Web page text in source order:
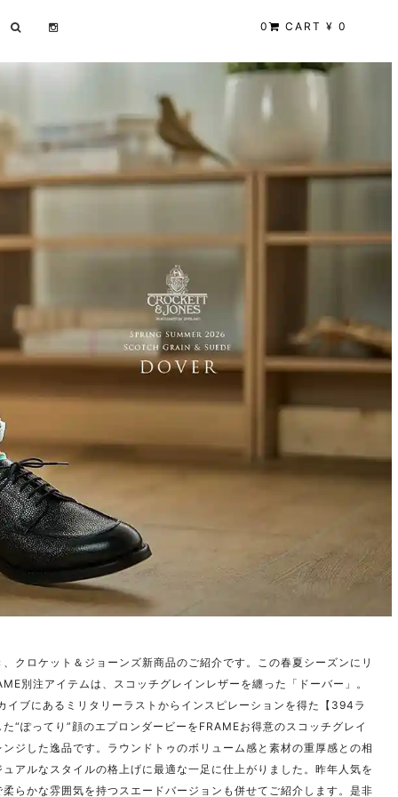
0 CART ¥ 0
クロケット＆ジョーンズ新商品のご紹介です。この春夏シーズンにリ
別注アイテムは、スコッチグレインレザーを纏った「ドーバー」。
イブにあるミリタリーラストからインスピレーションを得た【394ラ
“ぽってり”顔のエプロンダービーをFRAMEお得意のスコッチグレイ
ジした逸品です。ラウンドトゥのボリューム感と素材の重厚感との相
アルなスタイルの格上げに最適な一足に仕上がりました。昨年人気を
らかな雰囲気を持つスエードバージョンも併せてご紹介します。是非